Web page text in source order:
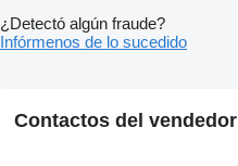
¿Detectó algún fraude?
Infórmenos de lo sucedido
Contactos del vendedor